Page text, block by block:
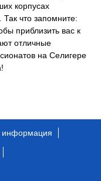
корпусах
Так что запомните:
приблизить вас к
отличные
на Селигере
информация